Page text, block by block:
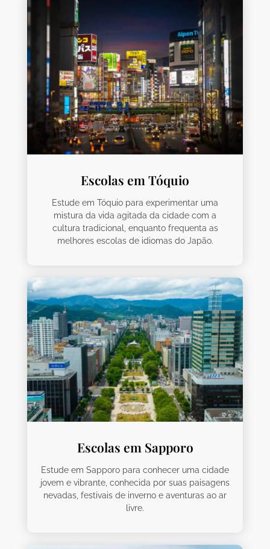
Escolas em Tóquio
Estude em Tóquio para experimentar uma
mistura da vida agitada da cidade com a
cultura tradicional, enquanto frequenta as
melhores escolas de idiomas do Japão.
Escolas em Sapporo
Estude em Sapporo para conhecer uma cidade
jovem e vibrante, conhecida por suas paisagens
nevadas, festivais de inverno e aventuras ao ar
livre.